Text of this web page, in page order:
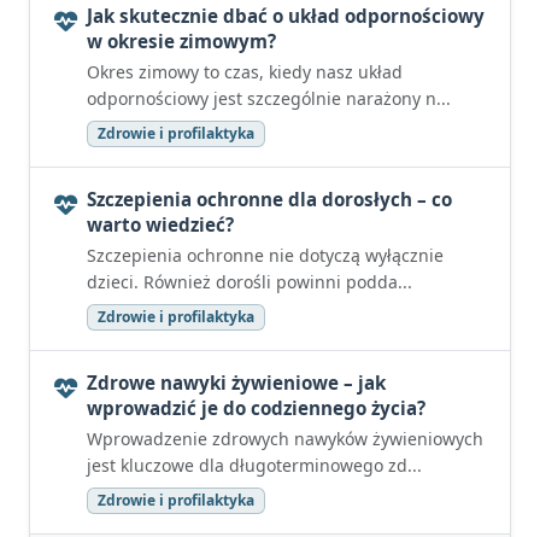
Jak skutecznie dbać o układ odpornościowy
w okresie zimowym?
Okres zimowy to czas, kiedy nasz układ
odpornościowy jest szczególnie narażony n...
Zdrowie i profilaktyka
Szczepienia ochronne dla dorosłych – co
warto wiedzieć?
Szczepienia ochronne nie dotyczą wyłącznie
dzieci. Również dorośli powinni podda...
Zdrowie i profilaktyka
Zdrowe nawyki żywieniowe – jak
wprowadzić je do codziennego życia?
Wprowadzenie zdrowych nawyków żywieniowych
jest kluczowe dla długoterminowego zd...
Zdrowie i profilaktyka